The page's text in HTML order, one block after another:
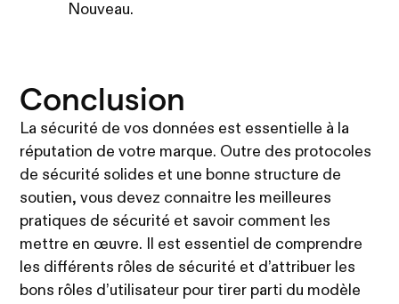
Nouveau.
Conclusion
La sécurité de vos données est essentielle à la
réputation de votre marque. Outre des protocoles
de sécurité solides et une bonne structure de
soutien, vous devez connaitre les meilleures
pratiques de sécurité et savoir comment les
mettre en œuvre. Il est essentiel de comprendre
les différents rôles de sécurité et d’attribuer les
bons rôles d’utilisateur pour tirer parti du modèle